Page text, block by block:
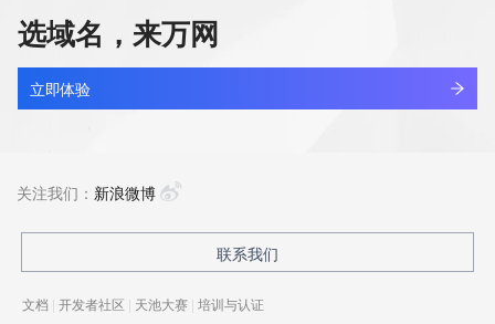
选域名，来万网
立即体验
关注我们： 新浪微博
联系我们
文档 | 开发者社区 | 天池大赛 | 培训与认证